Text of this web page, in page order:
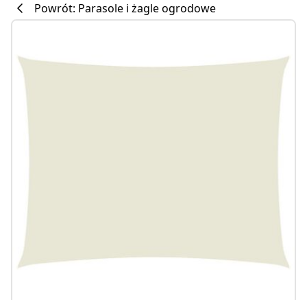
Powrót: Parasole i żagle ogrodowe